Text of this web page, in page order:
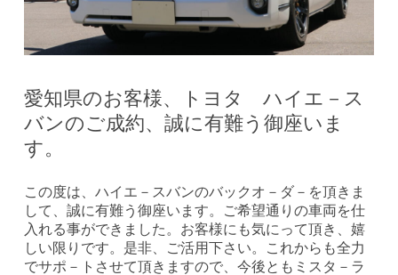
愛知県のお客様、トヨタ ハイエ－ス
バンのご成約、誠に有難う御座いま
す。
この度は、ハイエ－スバンのバックオ－ダ－を頂きま
して、誠に有難う御座います。ご希望通りの車両を仕
入れる事ができました。お客様にも気にって頂き、嬉
しい限りです。是非、ご活用下さい。これからも全力
でサポ－トさせて頂きますので、今後ともミスタ－ラ